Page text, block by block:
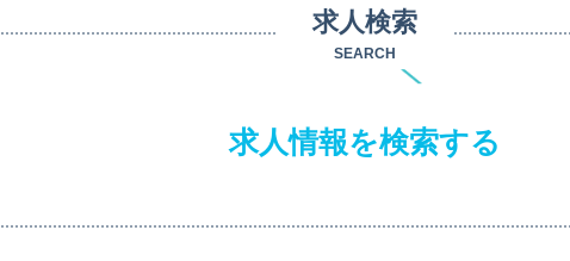
求人検索
SEARCH
求人情報を検索する